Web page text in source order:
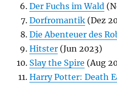
Der Fuchs im Wald
Dorfromantik (Dez
Die Abenteuer des
Hitster (Jun 2023)
Slay the Spire (Aug
Harry Potter: Death